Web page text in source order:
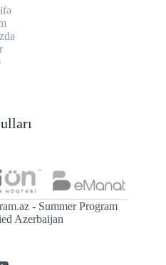
- Summer Program
Azerbaijan